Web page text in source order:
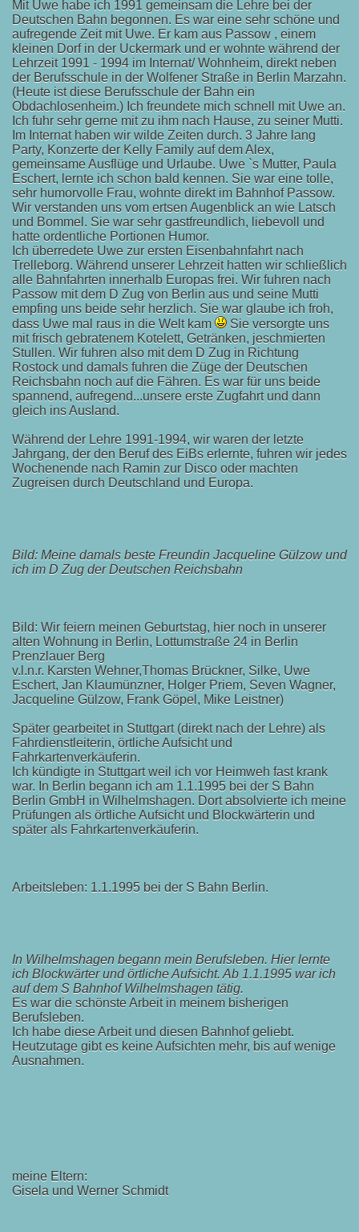
Mit Uwe habe ich 1991 gemeinsam die Lehre bei der
Deutschen Bahn begonnen. Es war eine sehr schöne und
aufregende Zeit mit Uwe. Er kam aus Passow , einem
kleinen Dorf in der Uckermark und er wohnte während der
Lehrzeit 1991 - 1994 im Internat/ Wohnheim, direkt neben
der Berufsschule in der Wolfener Straße in Berlin Marzahn.
(Heute ist diese Berufsschule der Bahn ein
Obdachlosenheim.) Ich freundete mich schnell mit Uwe an.
Ich fuhr sehr gerne mit zu ihm nach Hause, zu seiner Mutti.
Im Internat haben wir wilde Zeiten durch. 3 Jahre lang
Party, Konzerte der Kelly Family auf dem Alex,
gemeinsame Ausflüge und Urlaube. Uwe `s Mutter, Paula
Eschert, lernte ich schon bald kennen. Sie war eine tolle,
sehr humorvolle Frau, wohnte direkt im Bahnhof Passow.
Wir verstanden uns vom ertsen Augenblick an wie Latsch
und Bommel. Sie war sehr gastfreundlich, liebevoll und
hatte ordentliche Portionen Humor.
Ich überredete Uwe zur ersten Eisenbahnfahrt nach
Trelleborg. Während unserer Lehrzeit hatten wir schließlich
alle Bahnfahrten innerhalb Europas frei. Wir fuhren nach
Passow mit dem D Zug von Berlin aus und seine Mutti
empfing uns beide sehr herzlich. Sie war glaube ich froh,
dass Uwe mal raus in die Welt kam
Sie versorgte uns
mit frisch gebratenem Kotelett, Getränken, jeschmierten
Stullen. Wir fuhren also mit dem D Zug in Richtung
Rostock und damals fuhren die Züge der Deutschen
Reichsbahn noch auf die Fähren. Es war für uns beide
spannend, aufregend...unsere erste Zugfahrt und dann
gleich ins Ausland.
Während der Lehre 1991-1994, wir waren der letzte
Jahrgang, der den Beruf des EiBs erlernte, fuhren wir jedes
Wochenende nach Ramin zur Disco oder machten
Zugreisen durch Deutschland und Europa.
Bild: Meine damals beste Freundin Jacqueline Gülzow und
ich im D Zug der Deutschen Reichsbahn
Bild: Wir feiern meinen Geburtstag, hier noch in unserer
alten Wohnung in Berlin, Lottumstraße 24 in Berlin
Prenzlauer Berg
v.l.n.r. Karsten Wehner,Thomas Brückner, Silke, Uwe
Eschert, Jan Klaumünzner, Holger Priem, Seven Wagner,
Jacqueline Gülzow, Frank Göpel, Mike Leistner)
Später gearbeitet in Stuttgart (direkt nach der Lehre) als
Fahrdienstleiterin, örtliche Aufsicht und
Fahrkartenverkäuferin.
Ich kündigte in Stuttgart weil ich vor Heimweh fast krank
war. In Berlin begann ich am 1.1.1995 bei der S Bahn
Berlin GmbH in Wilhelmshagen. Dort absolvierte ich meine
Prüfungen als örtliche Aufsicht und Blockwärterin und
später als Fahrkartenverkäuferin.
Arbeitsleben: 1.1.1995 bei der S Bahn Berlin.
In Wilhelmshagen begann mein Berufsleben. Hier lernte
ich Blockwärter und örtliche Aufsicht. Ab 1.1.1995 war ich
auf dem S Bahnhof Wilhelmshagen tätig.
Es war die schönste Arbeit in meinem bisherigen
Berufsleben.
Ich habe diese Arbeit und diesen Bahnhof geliebt.
Heutzutage gibt es keine Aufsichten mehr, bis auf wenige
Ausnahmen.
meine Eltern:
Gisela und Werner Schmidt